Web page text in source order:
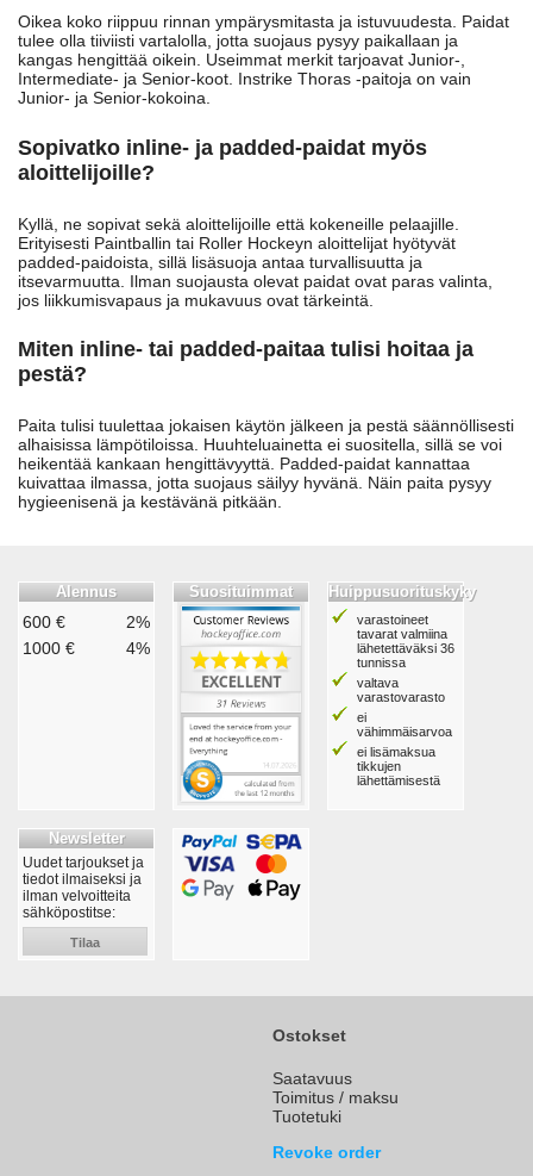
Oikea koko riippuu rinnan ympärysmitasta ja istuvuudesta. Paidat
tulee olla tiiviisti vartalolla, jotta suojaus pysyy paikallaan ja
kangas hengittää oikein. Useimmat merkit tarjoavat Junior-,
Intermediate- ja Senior-koot. Instrike Thoras -paitoja on vain
Junior- ja Senior-kokoina.
Sopivatko inline- ja padded-paidat myös
aloittelijoille?
Kyllä, ne sopivat sekä aloittelijoille että kokeneille pelaajille.
Erityisesti Paintballin tai Roller Hockeyn aloittelijat hyötyvät
padded-paidoista, sillä lisäsuoja antaa turvallisuutta ja
itsevarmuutta. Ilman suojausta olevat paidat ovat paras valinta,
jos liikkumisvapaus ja mukavuus ovat tärkeintä.
Miten inline- tai padded-paitaa tulisi hoitaa ja
pestä?
Paita tulisi tuulettaa jokaisen käytön jälkeen ja pestä säännöllisesti
alhaisissa lämpötiloissa. Huuhteluainetta ei suositella, sillä se voi
heikentää kankaan hengittävyyttä. Padded-paidat kannattaa
kuivattaa ilmassa, jotta suojaus säilyy hyvänä. Näin paita pysyy
hygieenisenä ja kestävänä pitkään.
Alennus
600 €
2%
1000 €
4%
Suosituimmat Huippusuorituskyky
varastoineet
tavarat valmiina
lähetettäväksi 36
tunnissa
valtava
varastovarasto
ei
vähimmäisarvoa
ei lisämaksua
tikkujen
lähettämisestä
Newsletter
Uudet tarjoukset ja
tiedot ilmaiseksi ja
ilman velvoitteita
sähköpostitse:
Tilaa
Ostokset
Saatavuus
Toimitus / maksu
Tuotetuki
Revoke order